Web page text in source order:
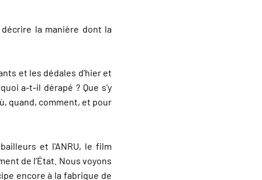
décrire la manière dont la
et les dédales d’hier et
a-t-il dérapé ? Que s’y
quand, comment, et pour
et l'ANRU, le film
de l’État. Nous voyons
encore à la fabrique de